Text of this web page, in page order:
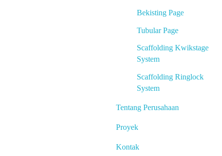
Bekisting Page
Tubular Page
Scaffolding Kwikstage
System
Scaffolding Ringlock
System
Tentang Perusahaan
Proyek
Kontak